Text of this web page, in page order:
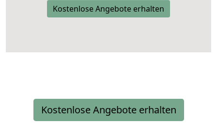
Kostenlose Angebote erhalten
Kostenlose Angebote erhalten